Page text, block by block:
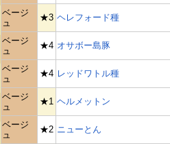
ベージ
ュ
★3 ヘレフォード種
ベージ
ュ
★4 オサボー島豚
ベージ
ュ
★4 レッドワトル種
ベージ
ュ
★1 ヘルメットン
ベージ
ュ
★2 ニューとん